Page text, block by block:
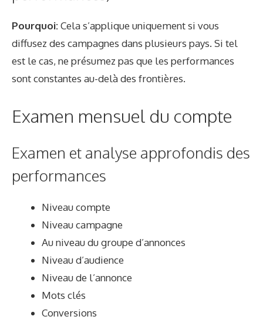
Pourquoi:Cela s’applique uniquement si vous
diffusez des campagnes dans plusieurs pays. Si tel
est le cas, ne présumez pas que les performances
sont constantes au-delà des frontières.
Examen mensuel du compte
Examen et analyse approfondis des
performances
Niveau compte
Niveau campagne
Au niveau du groupe d’annonces
Niveau d’audience
Niveau de l’annonce
Mots clés
Conversions